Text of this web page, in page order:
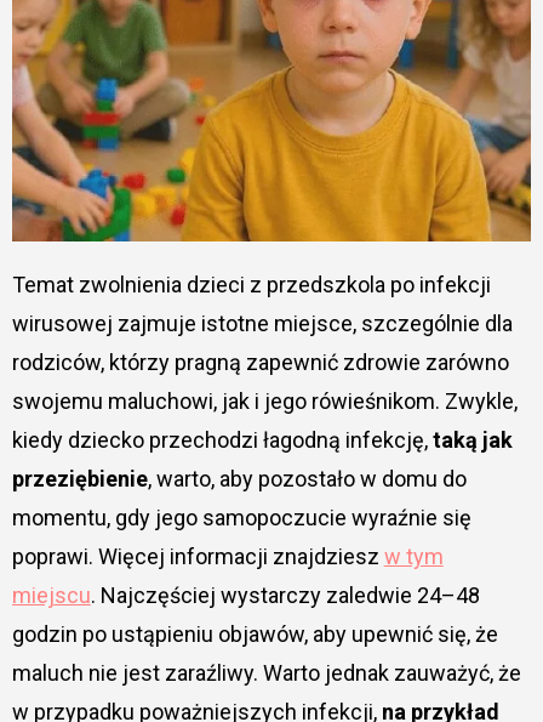
Temat zwolnienia dzieci z przedszkola po infekcji
wirusowej zajmuje istotne miejsce, szczególnie dla
rodziców, którzy pragną zapewnić zdrowie zarówno
swojemu maluchowi, jak i jego rówieśnikom. Zwykle,
kiedy dziecko przechodzi łagodną infekcję,taką jak
przeziębienie, warto, aby pozostało w domu do
momentu, gdy jego samopoczucie wyraźnie się
poprawi. Więcej informacji znajdziesz w tym
miejscu. Najczęściej wystarczy zaledwie 24–48
godzin po ustąpieniu objawów, aby upewnić się, że
maluch nie jest zaraźliwy. Warto jednak zauważyć, że
w przypadku poważniejszych infekcji, na przykład